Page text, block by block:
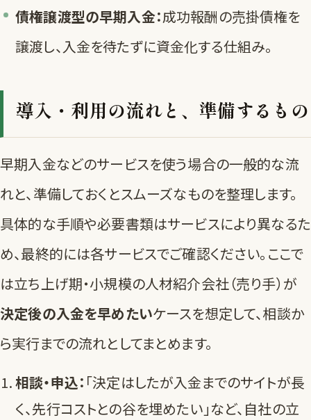
債権譲渡型の早期入金：成功報酬の売掛債権を
譲渡し、入金を待たずに資金化する仕組み。
導入・利用の流れと、準備するもの
早期入金などのサービスを使う場合の一般的な流
れと、準備しておくとスムーズなものを整理します。
具体的な手順や必要書類はサービスにより異なるた
め、最終的には各サービスでご確認ください。ここで
は立ち上げ期・小規模の人材紹介会社（売り手）が
決定後の入金を早めたいケースを想定して、相談か
ら実行までの流れとしてまとめます。
相談・申込： 「決定はしたが入金までのサイトが長
く、先行コストとの谷を埋めたい」など、自社の立